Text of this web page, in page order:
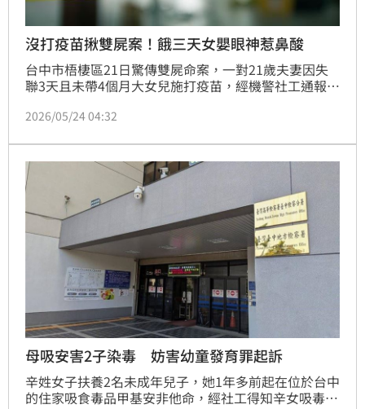
沒打疫苗揪雙屍案！餓三天女嬰眼神惹鼻酸
台中市梧棲區21日驚傳雙屍命案，一對21歲夫妻因失
聯3天且未帶4個月大女兒施打疫苗，經機警社工通報後
的是，女嬰在隔壁房地板挨餓3天奇蹟生還，目前生命
入，預計28日進行解剖以釐清確切死因。這起悲劇引發
大眾關注，所幸社工警覺性高，成功挽救無辜小生命。
2026/05/24 04:32
母吸安害2子染毒 妨害幼童發育罪起訴
辛姓女子扶養2名未成年兒子，她1年多前起在位於台中
的住家吸食毒品甲基安非他命，經社工得知辛女吸毒，